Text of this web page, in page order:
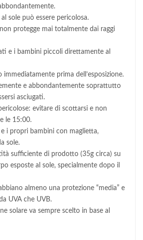
sole può essere pericolosa.
protegge mai totalmente dai raggi
e i bambini piccoli direttamente al
prima dell’esposizione.
e abbondantemente soprattutto
asciugati.
evitare di scottarsi e non
le 15:00.
e i propri bambini con maglietta,
sole.
sufficiente di prodotto (35g circa) su
esposte al sole, specialmente dopo il
almeno una protezione “media” e
UVA che UVB.
solare va sempre scelto in base al